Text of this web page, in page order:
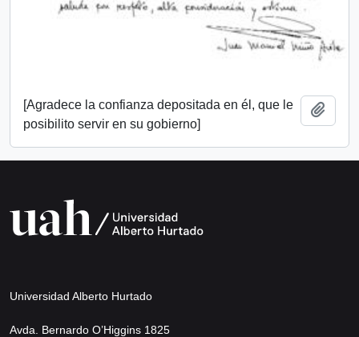
[Agradece la confianza depositada en él, que le
posibilito servir en su gobierno]
Universidad Alberto Hurtado
Avda. Bernardo O’Higgins 1825